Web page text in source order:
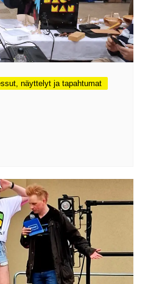
näyttelyt ja tapahtumat